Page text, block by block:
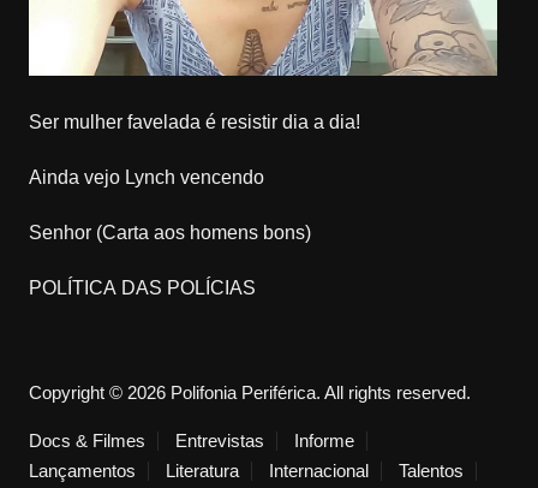
Ser mulher favelada é resistir dia a dia!
Ainda vejo Lynch vencendo
Senhor (Carta aos homens bons)
POLÍTICA DAS POLÍCIAS
Copyright © 2026 Polifonia Periférica. All rights reserved.
Docs & Filmes Entrevistas
Informe
Lançamentos
Literatura Internacional Talentos